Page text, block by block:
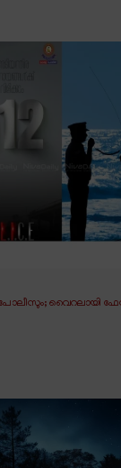
വൈറലായി